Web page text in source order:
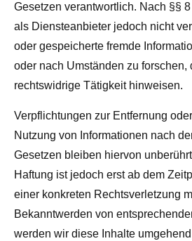
Gesetzen verantwortlich. Nach §§
als Diensteanbieter jedoch nicht
oder gespeicherte fremde
oder nach Umständen zu forschen,
rechtswidrige Tätigkeit hinweisen.
Verpflichtungen zur Entfernung
Nutzung von Informationen nach
Gesetzen bleiben hiervon
Haftung ist jedoch erst ab dem
einer konkreten Rechtsverletzung
Bekanntwerden von
werden wir diese Inhalte